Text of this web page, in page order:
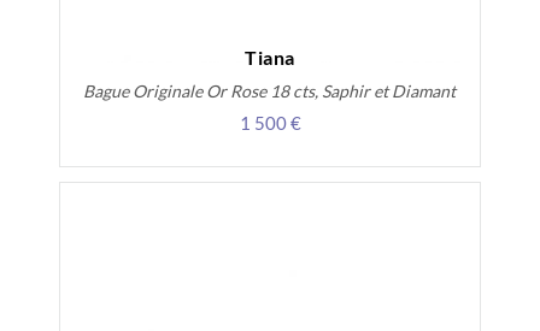
Tiana
Bague Originale Or Rose 18 cts, Saphir et Diamant
1 500 €